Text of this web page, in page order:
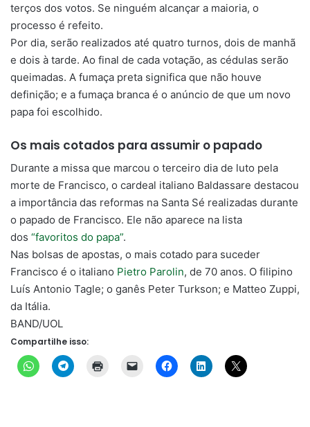
terços dos votos. Se ninguém alcançar a maioria, o
processo é refeito.
Por dia, serão realizados até quatro turnos, dois de manhã
e dois à tarde. Ao final de cada votação, as cédulas serão
queimadas. A fumaça preta significa que não houve
definição; e a fumaça branca é o anúncio de que um novo
papa foi escolhido.
Os mais cotados para assumir o papado
Durante a missa que marcou o terceiro dia de luto pela
morte de Francisco, o cardeal italiano Baldassare destacou
a importância das reformas na Santa Sé realizadas durante
o papado de Francisco. Ele não aparece na lista
dos “favoritos do papa”.
Nas bolsas de apostas, o mais cotado para suceder
Francisco é o italiano Pietro Parolin, de 70 anos. O filipino
Luís Antonio Tagle; o ganês Peter Turkson; e Matteo Zuppi,
da Itália.
BAND/UOL
Compartilhe isso: